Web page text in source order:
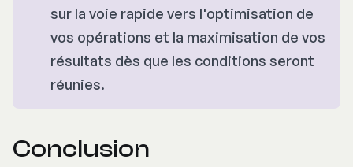
sur la voie rapide vers l'optimisation de
vos opérations et la maximisation de vos
résultats dès que les conditions seront
réunies.
Conclusion